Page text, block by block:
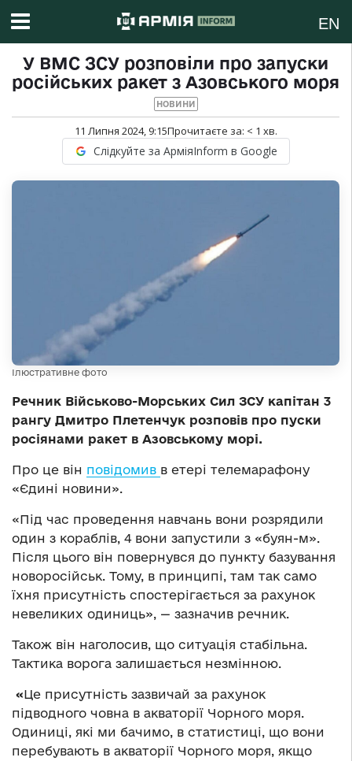
EN
У ВМС ЗСУ розповіли про запуски
російських ракет з Азовського моря
НОВИНИ
11 Липня 2024, 9:15Прочитаєте за: < 1 хв.
Слідкуйте за АрміяInform в Google
Ілюстративне фото
Речник Військово-Морських Сил ЗСУ капітан 3
рангу Дмитро Плетенчук розповів про пуски
росіянами ракет в Азовському морі.
Про це він повідомив в етері телемарафону
«Єдині новини».
«Під час проведення навчань вони розрядили
один з кораблів, 4 вони запустили з «буян-м».
Після цього він повернувся до пункту базування
новоросійськ. Тому, в принципі, там так само
їхня присутність спостерігається за рахунок
невеликих одиниць», — зазначив речник.
Також він наголосив, що ситуація стабільна.
Тактика ворога залишається незмінною.
«Це присутність зазвичай за рахунок
підводного човна в акваторії Чорного моря.
Одиниці, які ми бачимо, в статистиці, що вони
перебувають в акваторії Чорного моря, якщо